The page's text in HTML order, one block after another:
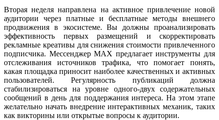
Вторая неделя направлена на активное привлечение новой
аудитории через платные и бесплатные методы внешнего
продвижения в экосистеме. Вы должны проанализировать
эффективность первых размещений и скорректировать
рекламные креативы для снижения стоимости привлеченного
подписчика. Мессенджер MAX предлагает инструменты для
отслеживания источников трафика, что помогает понять,
какая площадка приносит наиболее качественных и активных
пользователей. Регулярность публикаций должна
стабилизироваться на уровне одного-двух содержательных
сообщений в день для поддержания интереса. На этом этапе
желательно начать внедрение интерактивных механик, таких
как викторины или открытые вопросы к аудитории.